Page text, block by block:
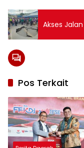
Akses
Pos Terkait